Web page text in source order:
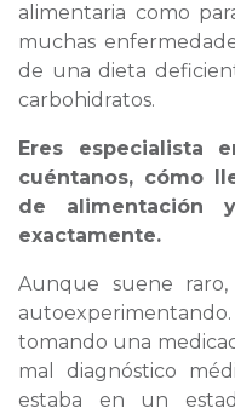
alimentaria como
muchas
de una dieta
carbohidratos.
Eres especialista
cuéntanos, cómo
de alimentación
exactamente.
Aunque suene
tomando una
mal diagnóstico
estaba en un